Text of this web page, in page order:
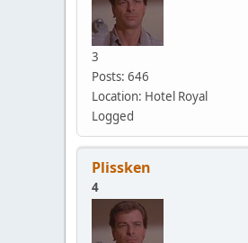
3
Posts: 646
Location: Hotel Royal
Logged
Plissken
4